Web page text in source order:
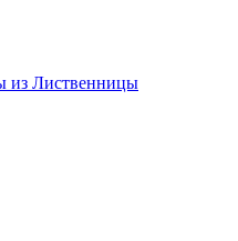
из Лиственницы